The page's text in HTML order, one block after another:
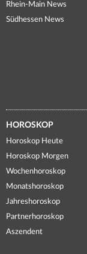
Rhein-Main News
Südhessen News
HOROSKOP
Horoskop Heute
Horoskop Morgen
Wochenhoroskop
Monatshoroskop
Jahreshoroskop
Partnerhoroskop
Aszendent